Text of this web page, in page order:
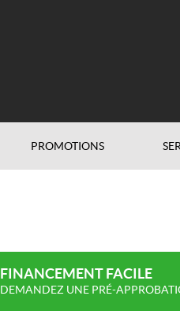
PROMOTIONS
FINANCEMENT FACILE
DEMANDEZ UNE PRÉ-